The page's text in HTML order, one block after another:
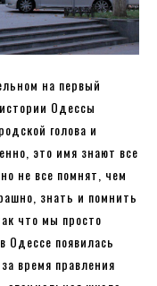
на первый
Одессы
голова и
это имя знают все
не все помнят, чем
знать и помнить
что мы просто
Одессе появилась
время правления